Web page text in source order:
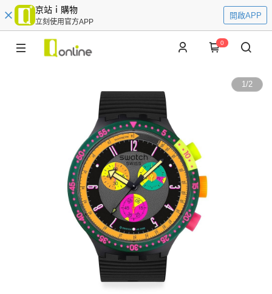
京站ｉ購物
立刻使用官方APP
開啟APP
0
1/2